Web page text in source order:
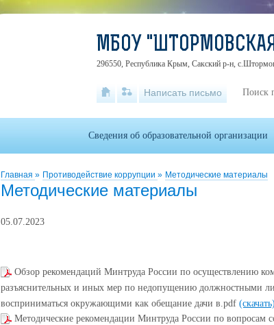
Главная » Противодействие коррупции » Методические материалы
Методические материалы
05.07.2023
Обзор рекомендаций Минтруда России по осуществлению
разъяснительных и иных мер по недопущению должностными
восприниматься окружающими как обещание дачи в.pdf (скачать)
Методические рекомендации Минтруда России по вопросам
МБОУ
296550, Республика Крым, Сакский р-н,
Написать письмо
Сведения об образовательной организации